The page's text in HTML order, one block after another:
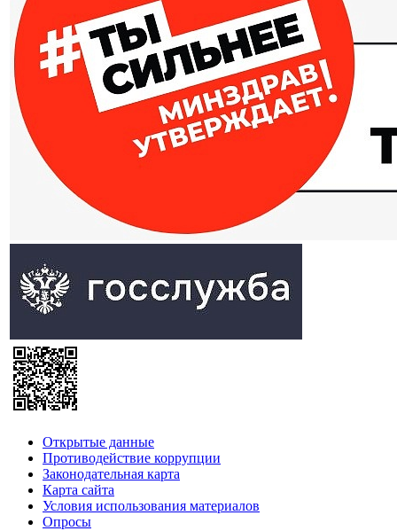
Открытые данные
Противодействие коррупции
Законодательная карта
Карта сайта
Условия использования материалов
Опросы